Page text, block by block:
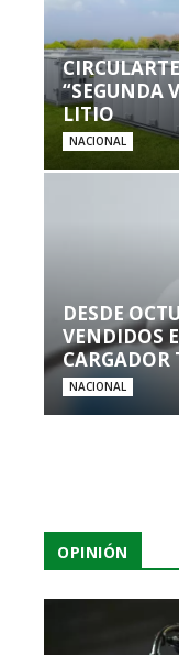
“SEGUNDA
LITIO
NACIONAL
DESDE
VENDIDOS
CARGADOR
NACIONAL
OPINIÓN